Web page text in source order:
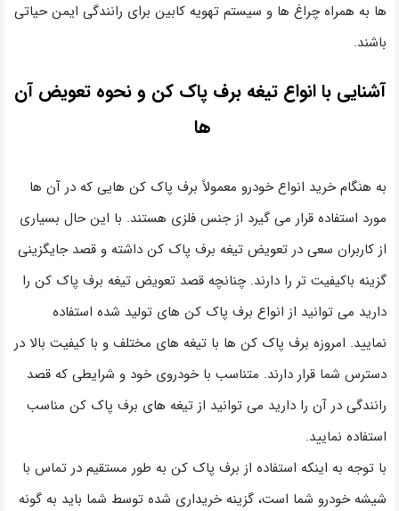
ها به همراه چراغ ها و سیستم تهویه کابین برای رانندگی ایمن حیاتی
باشند.
آشنایی با انواع تیغه برف پاک کن و نحوه تعویض آن
ها
به هنگام خرید انواع خودرو معمولاً برف پاک کن هایی که در آن ها
مورد استفاده قرار می گیرد از جنس فلزی هستند. با این حال بسیاری
از کاربران سعی در تعویض تیغه برف پاک کن داشته و قصد جایگزینی
گزینه باکیفیت‌ تر را دارند. چنانچه قصد تعویض تیغه برف پاک کن را
دارید می توانید از انواع برف پاک کن های تولید شده استفاده
نمایید. امروزه برف پاک کن ها با تیغه های مختلف و با کیفیت بالا در
دسترس شما قرار دارند. متناسب با خودروی خود و شرایطی که قصد
رانندگی در آن را دارید می توانید از تیغه های برف پاک کن مناسب
استفاده نمایید.
با توجه به اینکه استفاده از برف پاک کن به طور مستقیم در تماس با
شیشه خودرو شما است، گزینه خریداری شده توسط شما باید به گونه